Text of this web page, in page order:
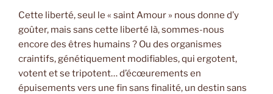
Cette liberté, seul le « saint Amour » nous donne d’y
goûter, mais sans cette liberté là, sommes-nous
encore des êtres humains ? Ou des organismes
craintifs, génétiquement modifiables, qui ergotent,
votent et se tripotent… d’écœurements en
épuisements vers une fin sans finalité, un destin sans